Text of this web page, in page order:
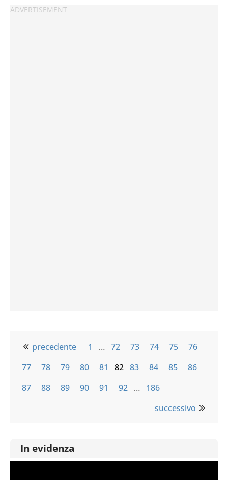
precedente 1 … 72 73 74 75
76
77
78 79 80 81 82 83 84 85
86
87
88 89 90 91 92 … 186
successivo
In evidenza